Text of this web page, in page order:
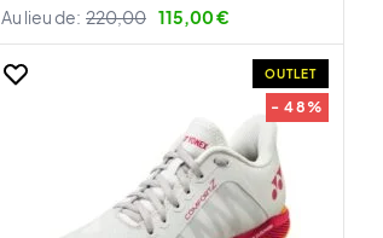
Au lieu de: 220,00 115,00 €
OUTLET
- 48%